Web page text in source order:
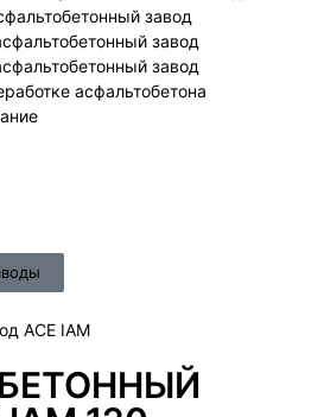
завод
завод
завод
асфальтобетона